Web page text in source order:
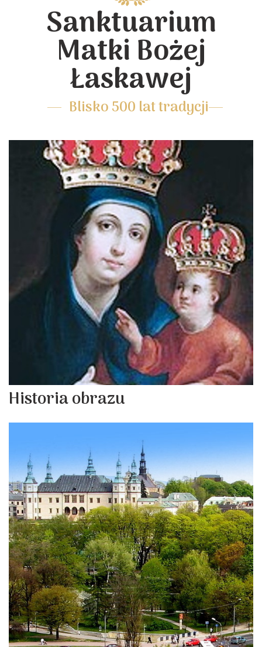
Sanktuarium
Matki Bożej
Łaskawej
Blisko 500 lat tradycji
Historia obrazu